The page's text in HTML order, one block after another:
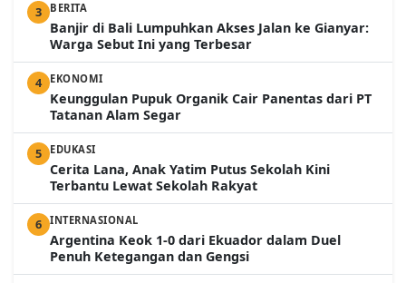
3 BERITA
Banjir di Bali Lumpuhkan Akses Jalan ke Gianyar:
Warga Sebut Ini yang Terbesar
4 EKONOMI
Keunggulan Pupuk Organik Cair Panentas dari PT
Tatanan Alam Segar
5 EDUKASI
Cerita Lana, Anak Yatim Putus Sekolah Kini
Terbantu Lewat Sekolah Rakyat
6 INTERNASIONAL
Argentina Keok 1-0 dari Ekuador dalam Duel
Penuh Ketegangan dan Gengsi